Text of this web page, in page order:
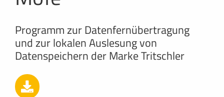
Programm zur Datenfernübertragung
und zur lokalen Auslesung von
Datenspeichern der Marke Tritschler